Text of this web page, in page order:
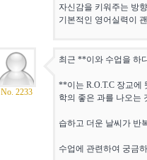
자신감을 키워주는 방
기본적인 영어실력이
No. 2233
최근 **이와 수업을 하
**이는 R.O.T.C 장교에
학의 좋은 과를 나오는
습하고 더운 날씨가 반
수업에 관련하여 궁금